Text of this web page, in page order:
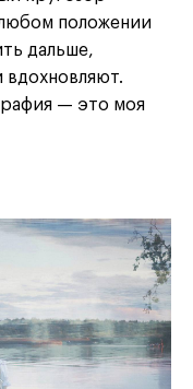
положении
дальше,
вдохновляют.
— это моя